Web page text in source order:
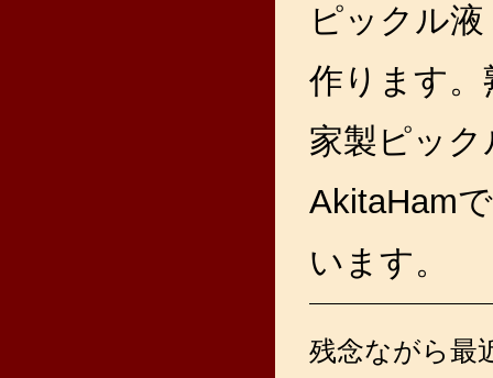
ピックル
作ります
家製ピッ
AkitaHam
います。
残念ながら最